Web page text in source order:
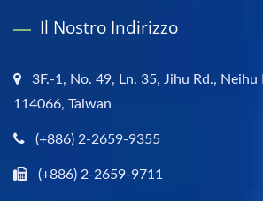
Il Nostro Indirizzo
3F.-1, No. 49, Ln. 35, Jihu Rd.,
114066, Taiwan
(+886) 2-2659-9355
(+886) 2-2659-9711